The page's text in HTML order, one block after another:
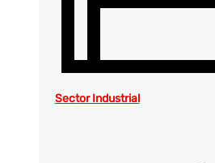
Sector Industrial